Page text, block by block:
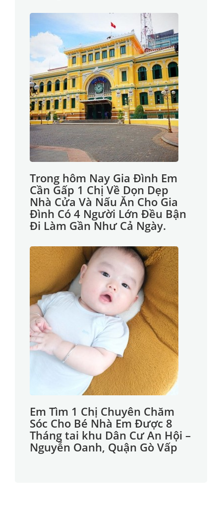
Trong hôm Nay Gia Đình Em
Cần Gấp 1 Chị Về Dọn Dẹp
Nhà Cửa Và Nấu Ăn Cho Gia
Đình Có 4 Người Lớn Đều Bận
Đi Làm Gần Như Cả Ngày.
Em Tìm 1 Chị Chuyên Chăm
Sóc Cho Bé Nhà Em Được 8
Tháng tai khu Dân Cư An Hội –
Nguyễn Oanh, Quận Gò Vấp